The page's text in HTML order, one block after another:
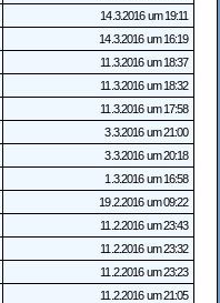
14.3.2016 um 19:11
14.3.2016 um 16:19
11.3.2016 um 18:37
11.3.2016 um 18:32
11.3.2016 um 17:58
3.3.2016 um 21:00
3.3.2016 um 20:18
1.3.2016 um 16:58
19.2.2016 um 09:22
11.2.2016 um 23:43
11.2.2016 um 23:32
11.2.2016 um 23:23
11.2.2016 um 21:05